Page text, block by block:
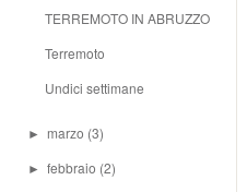
TERREMOTO IN ABRUZZO
Terremoto
Undici settimane
► marzo (3)
►febbraio (2)